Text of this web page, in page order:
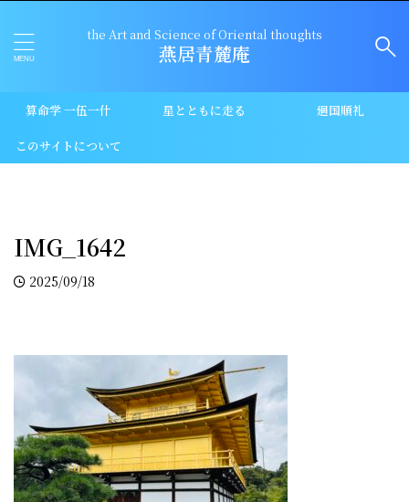
the Art and Science of Oriental thoughts
燕居青麓庵
算命学 一伍一什 星とともに走る 廻国順礼
このサイトについて
IMG_1642
2025/09/18